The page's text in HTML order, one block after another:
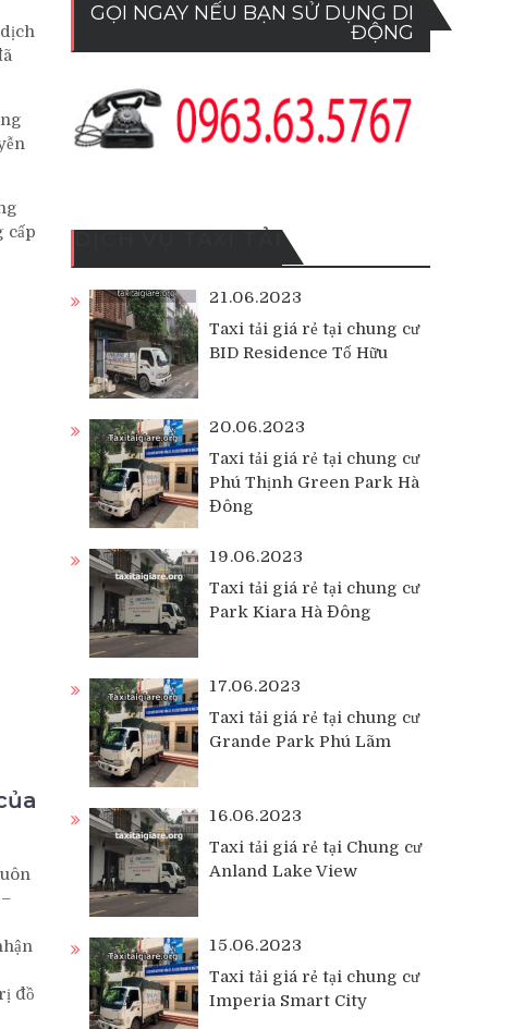
cấp
đồ
GỌI NGAY NẾU BẠN SỬ DỤNG DI
ĐỘNG
21.06.2023
Taxi tải giá rẻ tại chung cư
BID Residence Tố Hữu
20.06.2023
Taxi tải giá rẻ tại chung cư
Phú Thịnh Green Park Hà
Đông
19.06.2023
Taxi tải giá rẻ tại chung cư
Park Kiara Hà Đông
17.06.2023
Taxi tải giá rẻ tại chung cư
Grande Park Phú Lãm
16.06.2023
Taxi tải giá rẻ tại Chung cư
Anland Lake View
15.06.2023
Taxi tải giá rẻ tại chung cư
Imperia Smart City